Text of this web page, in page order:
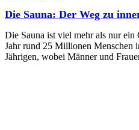
Die Sauna: Der Weg zu
Die Sauna ist viel mehr als nur
Jahr rund 25 Millionen Menschen
Jährigen, wobei Männer und